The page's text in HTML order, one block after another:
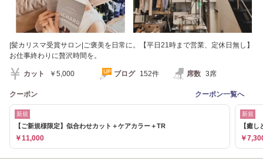
|髪カリスマ受賞サロン|ご褒美を日常に。【平日21時まで営業、定休日無し】
お仕事終わりに贅沢時間を。
カット ￥5,000 ブログ 152件 席数 3席
クーポン クーポン一覧へ
新規
【ご新規様限定】似合わせカット＋ケアカラー＋TR
￥11,000
新規
【癒
￥